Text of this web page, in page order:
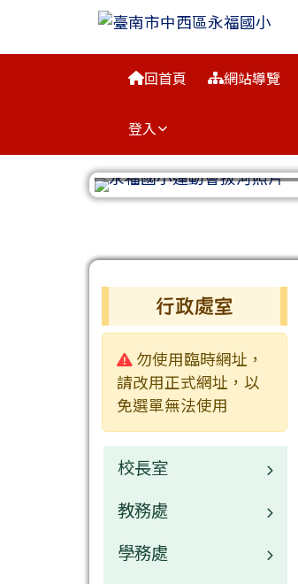
臺南市中西區永福
回首頁 網站導覽
登入
左邊區域內容
行政處室
警告:
勿使用臨時網址，
請改用正式網址，以
免選單無法使用
校長室
校長介紹
教務處
業務職掌
學務處
頁尾區域